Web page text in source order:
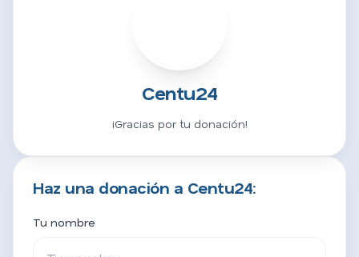
Centu24
¡Gracias por tu donación!
Haz una donación a Centu24:
Tu nombre